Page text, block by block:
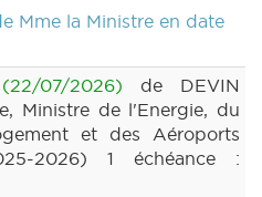
Mme la Ministre en date
(22/07/2026) de DEVIN
Ministre de l'Energie, du
et des Aéroports
2026) 1 échéance :